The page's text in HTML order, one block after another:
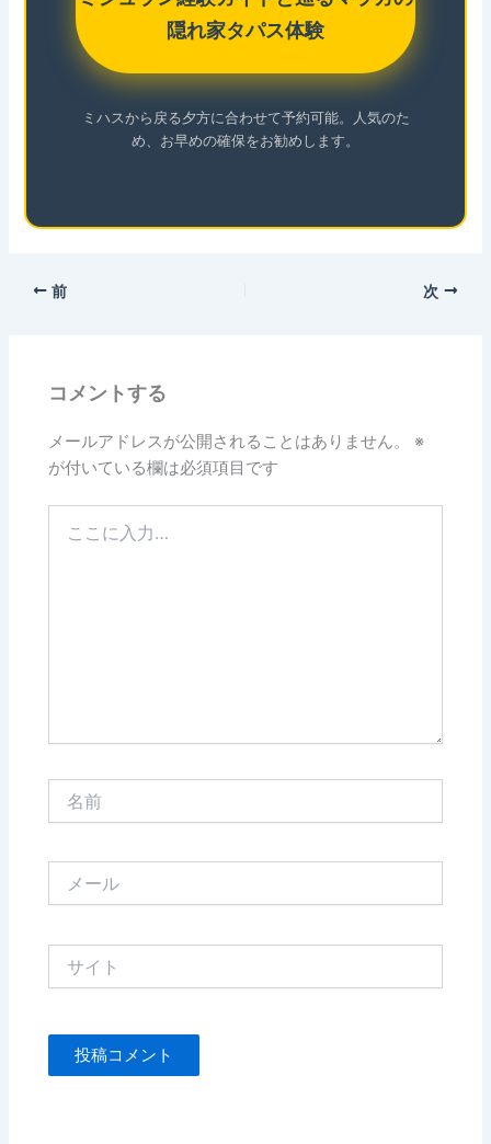
隠れ家タパス体験
ミハスから戻る夕方に合わせて予約可能。人気のた
め、お早めの確保をお勧めします。
前 次
コメントする
メールアドレスが公開されることはありません。
※
が付いている欄は必須項目です